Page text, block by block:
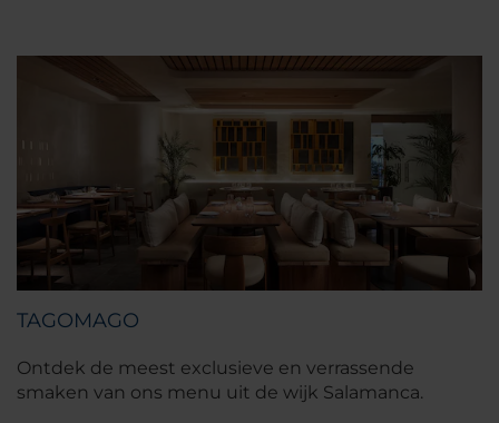
TAGOMAGO
Ontdek de meest exclusieve en verrassende
smaken van ons menu uit de wijk Salamanca.